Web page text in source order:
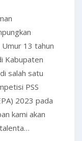
13 tahun
Kabupaten
salah satu
PSS
2023 pada
kami akan